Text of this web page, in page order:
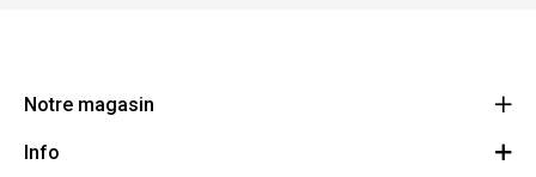
Notre magasin
Ecoflora
Info